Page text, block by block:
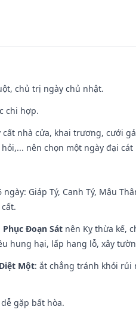
chủ trị ngày chủ nhật.
chi hợp.
nhà cửa, khai trương, cưới
nên chọn một ngày đại
Giáp Tý, Canh Tý, Mậu
Phục Đoạn Sát nên Kỵ thừa kế,
hung hại, lấp hang lỗ, xây
Diệt Một: ắt chẳng tránh khỏi rủi
gặp bất hòa.